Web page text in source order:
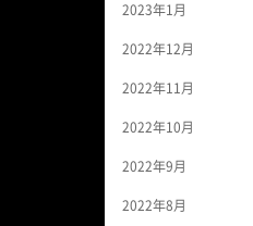
2023年1月
2022年12月
2022年11月
2022年10月
2022年9月
2022年8月